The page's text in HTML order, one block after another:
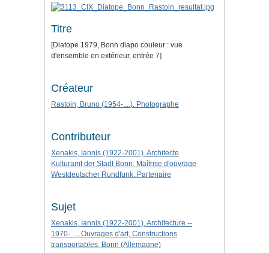
Titre
[Diatope 1979, Bonn diapo couleur : vue
d'ensemble en extérieur, entrée 7]
Créateur
Rastoin, Bruno (1954-....). Photographe
Contributeur
Xenakis, Iannis (1922-2001). Architecte
Kulturamt der Stadt Bonn. Maîtrise d'ouvrage
Westdeutscher Rundfunk. Partenaire
Sujet
Xenakis, Iannis (1922-2001), Architecture --
1970-...., Ouvrages d'art, Constructions
transportables, Bonn (Allemagne)